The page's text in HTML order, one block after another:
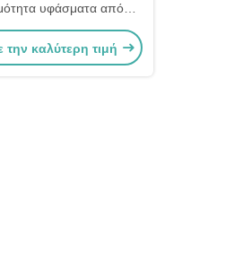
υφάσματα από
στεγνωτήρες, φέλτσες,
από πολυεστέρα
την καλύτερη τιμή